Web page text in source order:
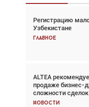
Регистрацию
Узбекистане
Главное
ALTEA
продаже бизнес-
сложности сделок
Новости
Взгляд с высоты:
спасательных
Главное
Авиационный
говорит сама за
Новости